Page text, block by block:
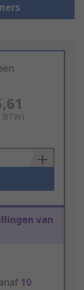
BTW)
van
10